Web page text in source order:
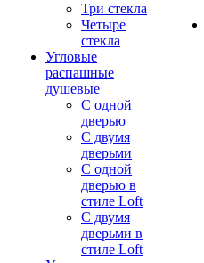
Три стекла
Четыре
стекла
Угловые
распашные
душевые
С одной
дверью
С двумя
дверьми
С одной
дверью в
стиле Loft
С двумя
дверьми в
стиле Loft